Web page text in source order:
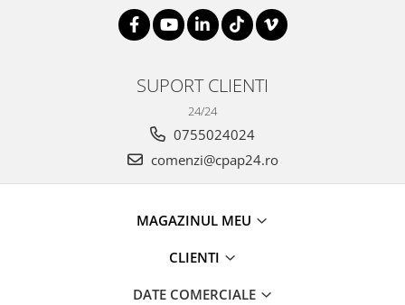
SUPORT CLIENTI
24/24
0755024024
comenzi@cpap24.ro
MAGAZINUL MEU
CLIENTI
DATE COMERCIALE